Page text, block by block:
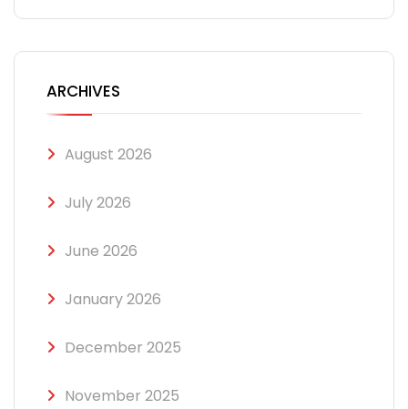
ARCHIVES
August 2026
July 2026
June 2026
January 2026
December 2025
November 2025